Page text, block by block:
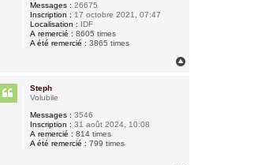
Messages : 26675
Inscription : 17 octobre 2021, 07:47
Localisation : IDF
A remercié : 8605 times
A été remercié : 3865 times
Steph
Volubile
Messages : 3546
Inscription : 31 août 2024, 10:08
A remercié : 814 times
A été remercié : 799 times